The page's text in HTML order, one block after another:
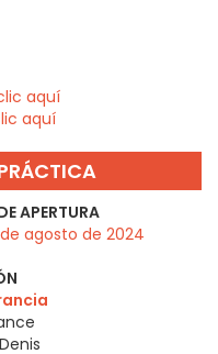
aquí
aquí
APERTURA
agosto de 2024